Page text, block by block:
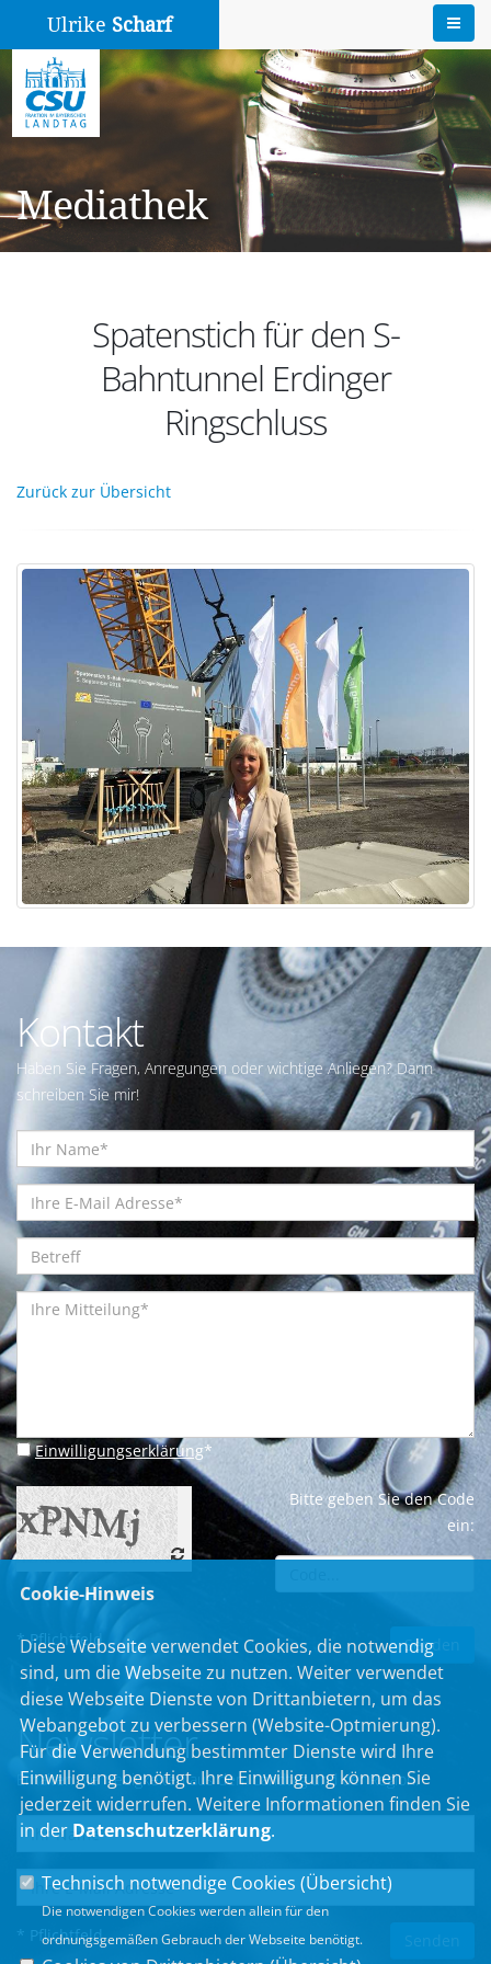
Ulrike Scharf
Mediathek
Spatenstich für den S-
Bahntunnel Erdinger
Ringschluss
Zurück zur Übersicht
Kontakt
Haben Sie Fragen, Anregungen oder wichtige Anliegen? Dann
schreiben Sie mir!
Einwilligungserklärung*
Bitte geben Sie den Code
ein:
* Pflichtfeld
Newsletter
Erhalten Sie Neuigkeiten aus dem Landtag und der Region.
* Pflichtfeld
Cookie-Hinweis
Diese Webseite verwendet Cookies, die notwendig
sind, um die Webseite zu nutzen. Weiter verwendet
diese Webseite Dienste von Drittanbietern, um das
Webangebot zu verbessern (Website-Optmierung).
Für die Verwendung bestimmter Dienste wird Ihre
Einwilligung benötigt. Ihre Einwilligung können Sie
jederzeit widerrufen. Weitere Informationen finden Sie
in der Datenschutzerklärung.
Technisch notwendige Cookies (Übersicht)
Die notwendigen Cookies werden allein für den
ordnungsgemäßen Gebrauch der Webseite benötigt.